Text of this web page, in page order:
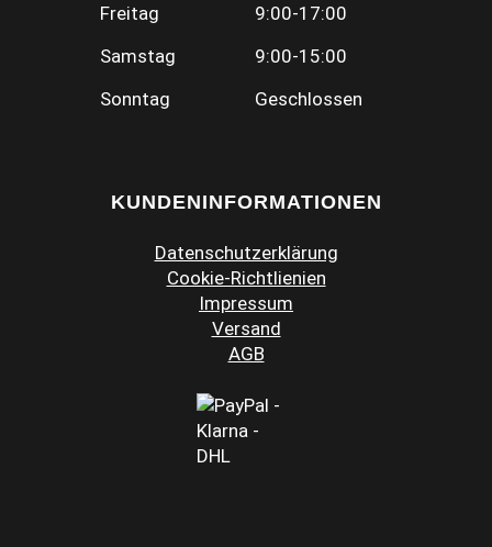
Freitag
9:00-17:00
Samstag
9:00-15:00
Sonntag
Geschlossen
KUNDENINFORMATIONEN
Datenschutzerklärung
Cookie-Richtlienien
Impressum
Versand
AGB